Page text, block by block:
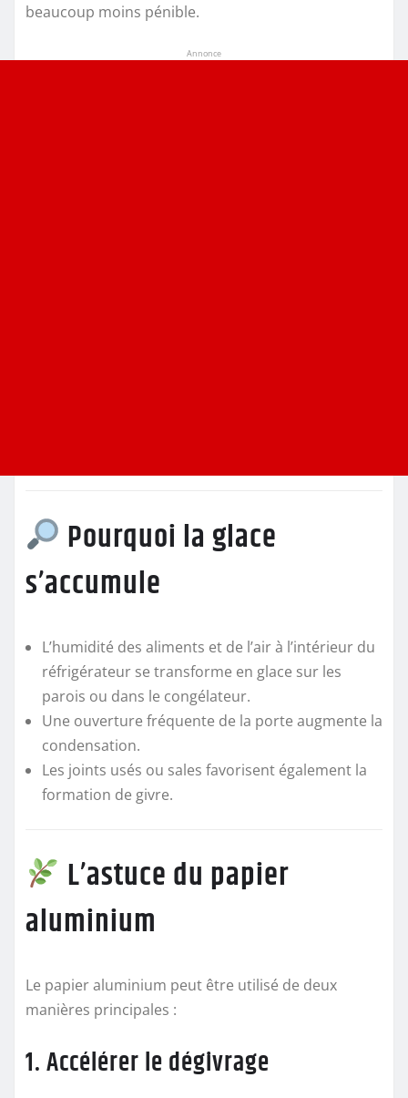
beaucoup moins pénible.
Annonce
Pourquoi la glace
s’accumule
L’humidité des aliments et de l’air à l’intérieur du
réfrigérateur se transforme en glace sur les
parois ou dans le congélateur.
Une ouverture fréquente de la porte augmente la
condensation.
Les joints usés ou sales favorisent également la
formation de givre.
L’astuce du papier
aluminium
Le papier aluminium peut être utilisé de deux
manières principales :
1. Accélérer le dégivrage